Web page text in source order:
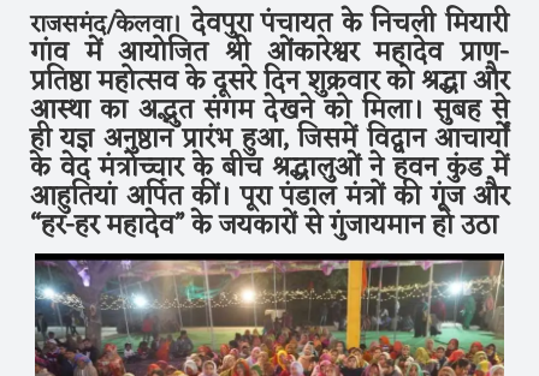
राजसमंद/केलवा।देवपुरा पंचायत के निचली मियारी
गांव में आयोजित श्री ओंकारेश्वर महादेव प्राण-
प्रतिष्ठा महोत्सव के दूसरे दिन शुक्रवार को श्रद्धा और
आस्था का अद्भुत संगम देखने को मिला। सुबह से
ही यज्ञ अनुष्ठान प्रारंभ हुआ, जिसमें विद्वान आचार्यों
के वेद मंत्रोच्चार के बीच श्रद्धालुओं ने हवन कुंड में
आहुतियां अर्पित कीं। पूरा पंडाल मंत्रों की गूंज और
“हर-हर महादेव” के जयकारों से गुंजायमान हो उठा